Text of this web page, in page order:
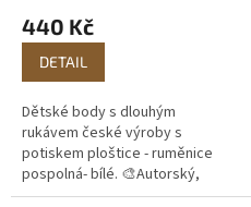
440 Kč
DETAIL
Dětské body s dlouhým
rukávem české výroby s
potiskem ploštice - ruměnice
pospolná- bílé. 🎨Autorský,
ručně malovaný motiv. 🖨️Vlastní